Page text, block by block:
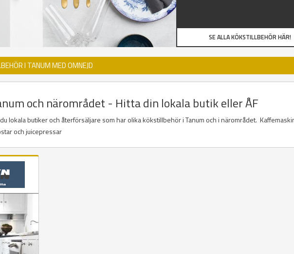
SE ALLA KÖKSTILLBEHÖR HÄR!
I TANUM MED OMNEJD
och närområdet - Hitta din lokala butik eller ÅF
lokala butiker och återförsäljare som har olika kökstillbehör i Tanum och i närområdet.
och juicepressar